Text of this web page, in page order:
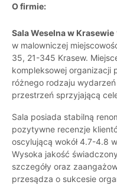
O firmie:
Sala Weselna w Krasewie
w malowniczej
35, 21-345 Krasew.
kompleksowej organizacji
różnego rodzaju
przestrzeń sprzyjającą
Sala posiada stabilną
pozytywne recenzje
oscylującą wokół 4.7-4.8
Wysoka jakość
szczegóły oraz
przesądza o sukcesie